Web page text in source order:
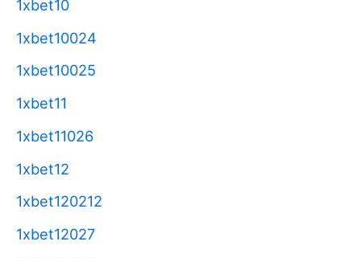
1xbet10
1xbet10024
1xbet10025
1xbet11
1xbet11026
1xbet12
1xbet120212
1xbet12027